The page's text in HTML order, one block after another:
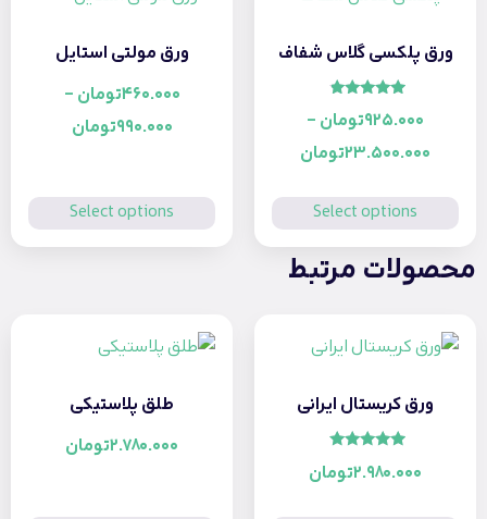
پلکسی گلاس شفاف
تومان–
تومان
Select options
ورق مولتی استایل
تومان –
تومان
Select options
مرتبط
کریستال ایرانی
2.980.000تومان
طلق پلاستیکی
2.780.000تومان